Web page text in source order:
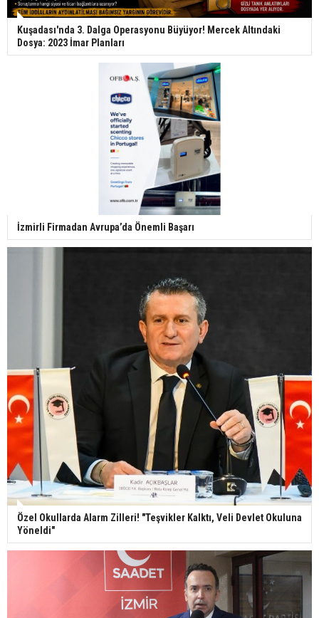
Kuşadası'nda 3. Dalga Operasyonu Büyüyor! Mercek Altındaki
Dosya: 2023 İmar Planları
İzmirli Firmadan Avrupa’da Önemli Başarı
Özel Okullarda Alarm Zilleri! "Teşvikler Kalktı, Veli Devlet Okuluna
Yöneldi"